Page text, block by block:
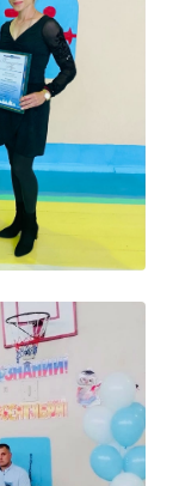
за оборотом